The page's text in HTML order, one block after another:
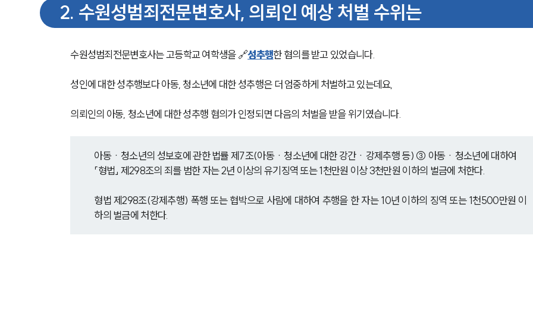
2. 수원성범죄전문변호사, 의뢰인 예상 처벌 수위는
수원성범죄전문변호사는 고등학교 여학생을 🔗성추행한 혐의를 받고 있었습니다.
성인에 대한 성추행보다 아동, 청소년에 대한 성추행은 더 엄중하게 처벌하고 있는데요,
의뢰인의 아동, 청소년에 대한 성추행 혐의가 인정되면 다음의 처벌을 받을 위기였습니다.
아동ㆍ청소년의 성보호에 관한 법률 제7조(아동ㆍ청소년에 대한 강간ㆍ강제추행 등) ③ 아동ㆍ청소년에 대하여
「형법」 제298조의 죄를 범한 자는 2년 이상의 유기징역 또는 1천만원 이상 3천만원 이하의 벌금에 처한다.
형법 제298조(강제추행) 폭행 또는 협박으로 사람에 대하여 추행을 한 자는 10년 이하의 징역 또는 1천500만원 이
하의 벌금에 처한다.